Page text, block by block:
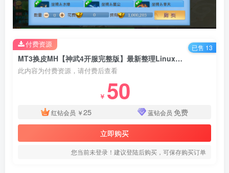
MT3换皮MH【神武4开服完整版】最新整理Linux手工服务端+懒人助手+GM后台+安卓苹果+搭建教程
此内容为付费资源，请付费后查看
￥ 50
红钻会员 ￥25 蓝钻会员 免费
立即购买
您当前未登录！建议登陆后购买，可保存购买订单
付费资源 已售 13